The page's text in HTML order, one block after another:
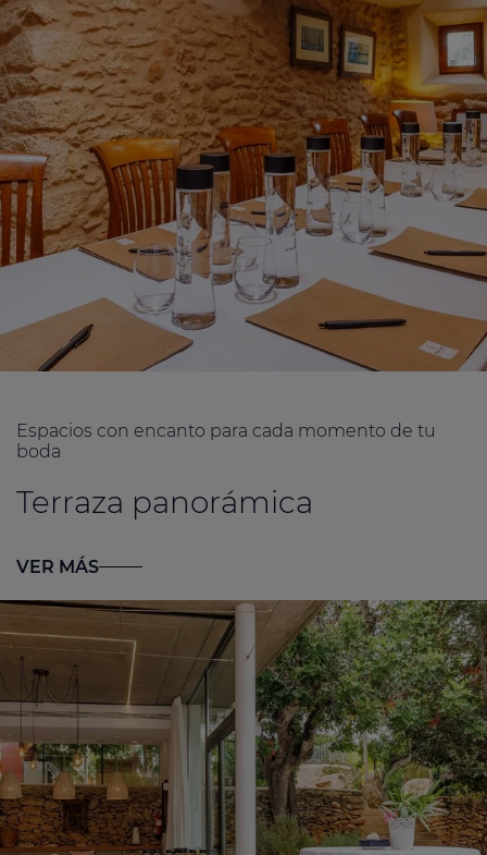
Espacios con encanto para cada momento de tu
boda
Terraza panorámica
VER MÁS